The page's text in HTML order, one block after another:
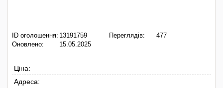
ID оголошення: 13191759
Оновлено:
15.05.2025
Переглядів: 477
Ціна:
Адреса: